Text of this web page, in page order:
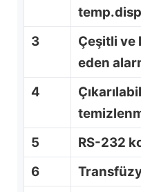
3
Çeşitli ve
eden
4
5
RS-232
6